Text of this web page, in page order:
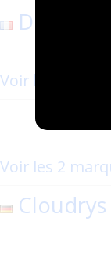
Diaper-
Voir les 2
Voir les 2
Cloudrys